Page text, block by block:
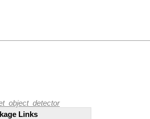
Links